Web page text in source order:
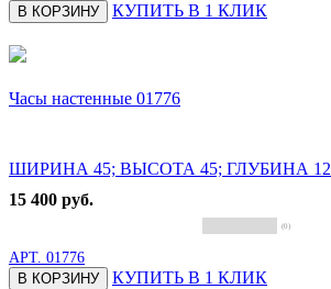
В КОРЗИНУ
КУПИТЬ В 1 КЛИК
Часы настенные 01776
ШИРИНА 45; ВЫСОТА 45; ГЛУБИНА 12
15 400 руб.
(0)
АРТ. 01776
В КОРЗИНУ
КУПИТЬ В 1 КЛИК